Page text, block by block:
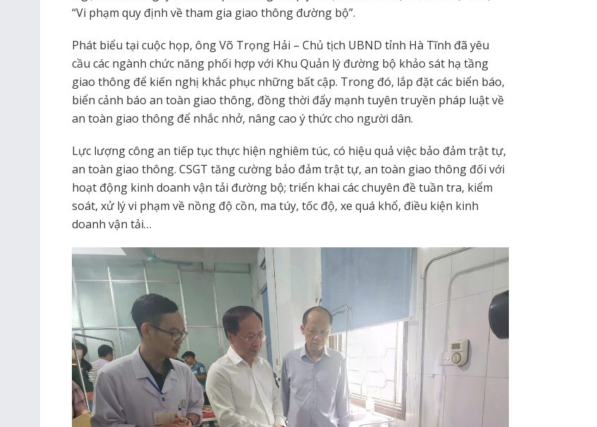
“Vi phạm quy định về tham gia giao thông đường bộ”.
Phát biểu tại cuộc họp, ông Võ Trọng Hải – Chủ tịch UBND tỉnh Hà Tĩnh đã yêu
cầu các ngành chức năng phối hợp với Khu Quản lý đường bộ khảo sát hạ tầng
giao thông để kiến nghị khắc phục những bất cập. Trong đó, lắp đặt các biển báo,
biển cảnh báo an toàn giao thông, đồng thời đẩy mạnh tuyên truyền pháp luật về
an toàn giao thông để nhắc nhở, nâng cao ý thức cho người dân.
Lực lượng công an tiếp tục thực hiện nghiêm túc, có hiệu quả việc bảo đảm trật tự,
an toàn giao thông. CSGT tăng cường bảo đảm trật tự, an toàn giao thông đối với
hoạt động kinh doanh vận tải đường bộ; triển khai các chuyên đề tuần tra, kiểm
soát, xử lý vi phạm về nồng độ cồn, ma túy, tốc độ, xe quá khổ, điều kiện kinh
doanh vận tải…